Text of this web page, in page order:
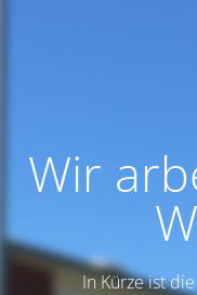
Wir
In Kürze ist